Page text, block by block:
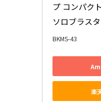
プ コンパク
ソロブラス
BKMS-43
楽